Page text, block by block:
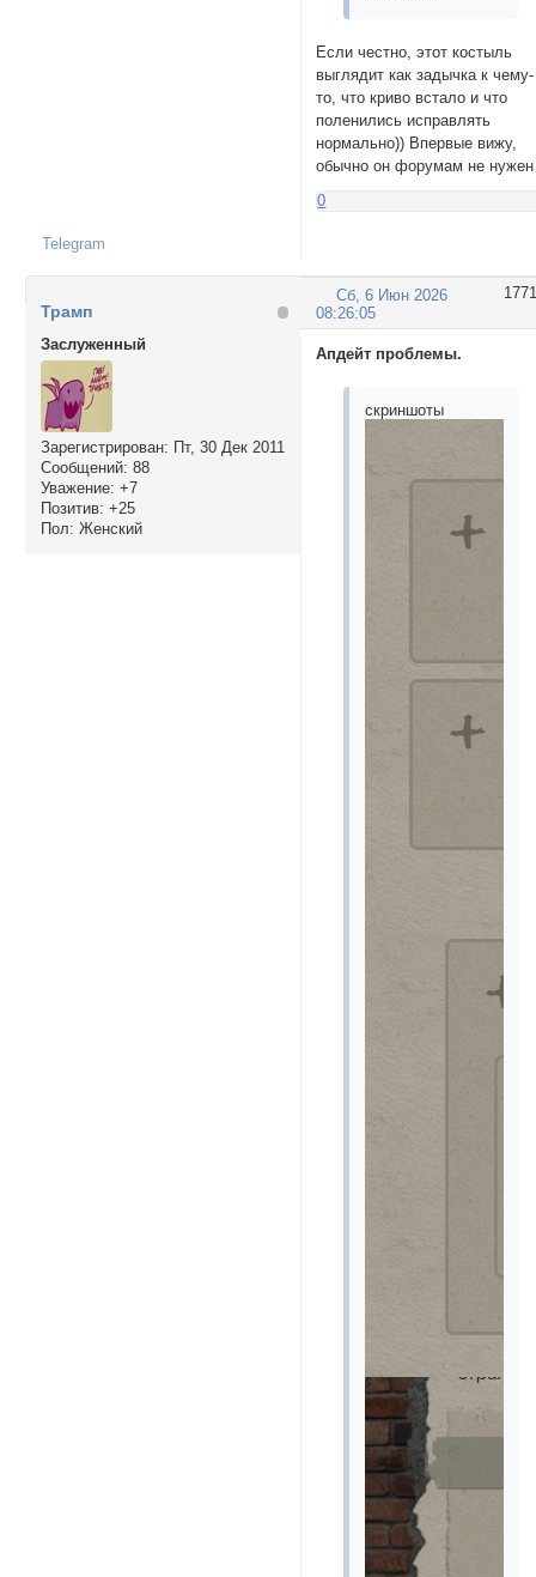
Если честно, этот костыль
выглядит как задычка к чему-
то, что криво встало и что
поленились исправлять
нормально)) Впервые вижу,
обычно он форумам не нужен
0
Telegram
1771
Сб, 6 Июн 2026
08:26:05
Трамп
Заслуженный
Зарегистрирован: Пт, 30 Дек 2011
Сообщений: 88
Уважение: +7
Позитив: +25
Пол: Женский
Апдейт проблемы.
скриншоты